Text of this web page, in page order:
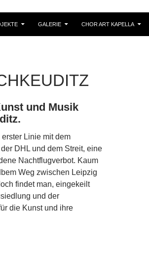
GALERIE CHOR ART KAPELLA
und Musik
Linie mit dem
DHL und dem Streit, eine
Nachtflugverbot. Kaum
Weg zwischen Leipzig
findet man, eingekeilt
und der
die Kunst und ihre